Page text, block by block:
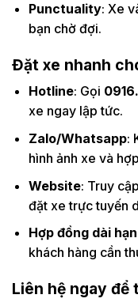
Punctuality: Xe
bạn chờ đợi.
Đặt xe nhanh
Hotline: Gọi
xe ngay lập tức.
Zalo/Whatsapp:
hình ảnh xe và
Website: Truy cập
đặt xe trực tuyến
Hợp đồng dài hạn
khách hàng cần
Liên hệ ngay để